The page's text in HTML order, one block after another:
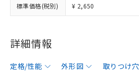
標準価格(税別) ¥ 2,650
詳細情報
定格/性能 外形図 取りつけ